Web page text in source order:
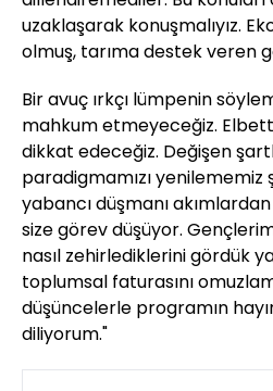
uzaklaşarak konuşmalıyız.
olmuş, tarıma destek veren
Bir avuç ırkçı lümpenin
mahkum etmeyeceğiz.
dikkat edeceğiz. Değişen
paradigmamızı yenilememiz
yabancı düşmanı
size görev düşüyor.
nasıl zehirlediklerini gördük
toplumsal faturasını
düşüncelerle programın
diliyorum."